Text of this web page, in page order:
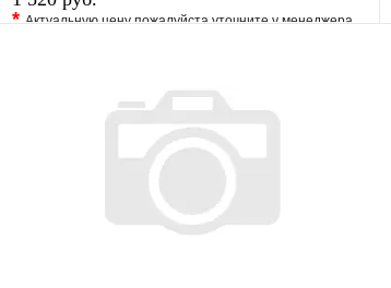
*Актуальную цену пожалуйста уточните у менеджера
В корзину